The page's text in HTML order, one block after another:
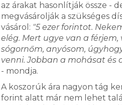
az árakat hasonlítják össze -
megvásárolják a szükséges
vásárol: "5 ezer forintot.
elég. Mert ugye van a férjem,
sógornőm, anyósom,
venni. Jobban a mohásat és
- mondja.
A koszorúk ára nagyon tág
forint alatt már nem lehet